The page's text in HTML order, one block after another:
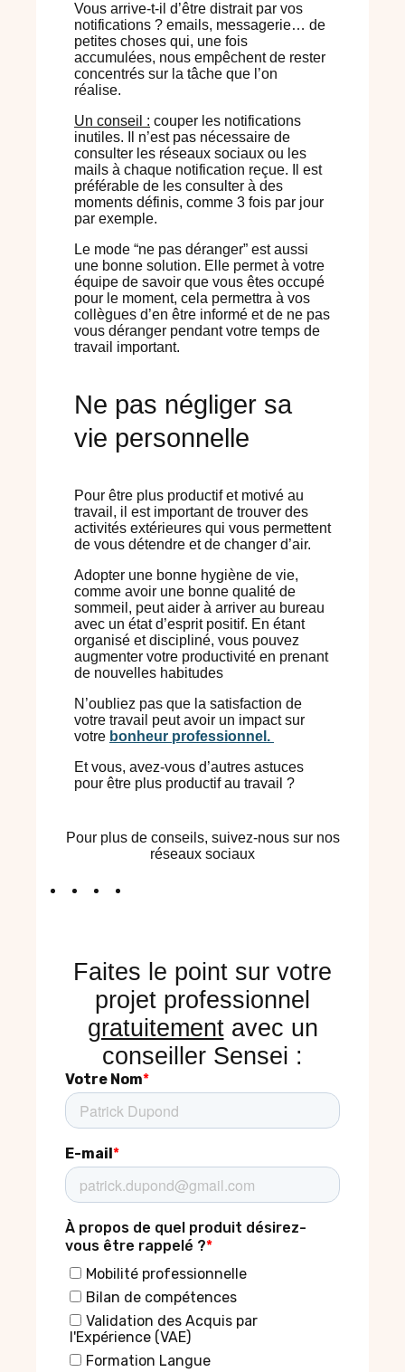
Vous arrive-t-il d’être distrait par vos
notifications ? emails, messagerie… de
petites choses qui, une fois
accumulées, nous empêchent de rester
concentrés sur la tâche que l’on
réalise.
Un conseil : couper les notifications
inutiles. Il n’est pas nécessaire de
consulter les réseaux sociaux ou les
mails à chaque notification reçue. Il est
préférable de les consulter à des
moments définis, comme 3 fois par jour
par exemple.
Le mode “ne pas déranger” est aussi
une bonne solution. Elle permet à votre
équipe de savoir que vous êtes occupé
pour le moment, cela permettra à vos
collègues d’en être informé et de ne pas
vous déranger pendant votre temps de
travail important.
Ne pas négliger sa
vie personnelle
Pour être plus productif et motivé au
travail, il est important de trouver des
activités extérieures qui vous permettent
de vous détendre et de changer d’air.
Adopter une bonne hygiène de vie,
comme avoir une bonne qualité de
sommeil, peut aider à arriver au bureau
avec un état d’esprit positif. En étant
organisé et discipliné, vous pouvez
augmenter votre productivité en prenant
de nouvelles habitudes
N’oubliez pas que la satisfaction de
votre travail peut avoir un impact sur
votre bonheur professionnel.
Et vous, avez-vous d’autres astuces
pour être plus productif au travail ?
Pour plus de conseils, suivez-nous sur nos
réseaux sociaux
Faites le point sur votre
projet professionnel
gratuitementavec un
conseiller Sensei :